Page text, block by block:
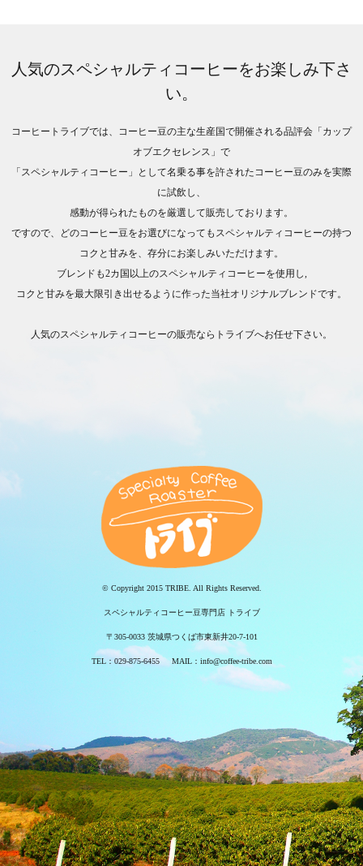
人気のスペシャルティコーヒーをお楽しみ下さ
い。
コーヒートライブでは、コーヒー豆の主な生産国で開催される品評会「カップ
オブエクセレンス」で
「スペシャルティコーヒー」として名乗る事を許されたコーヒー豆のみを実際
に試飲し、
感動が得られたものを厳選して販売しております。
ですので、どのコーヒー豆をお選びになってもスペシャルティコーヒーの持つ
コクと甘みを、存分にお楽しみいただけます。
ブレンドも2カ国以上のスペシャルティコーヒーを使用し,
コクと甘みを最大限引き出せるように作った当社オリジナルブレンドです。
人気のスペシャルティコーヒーの販売ならトライブへお任せ下さい。
© Copyright 2015 TRIBE. All Rights Reserved.
スペシャルティコーヒー豆専門店 トライブ
〒305-0033 茨城県つくば市東新井20-7-101
TEL：029-875-6455 MAIL：info@coffee-tribe.com